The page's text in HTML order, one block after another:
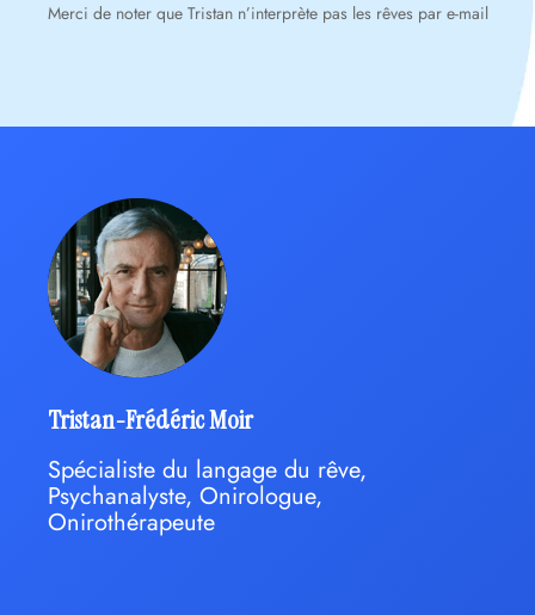
Merci de noter que Tristan n’interprète pas les rêves par e-mail
Tristan-Frédéric Moir
Spécialiste du langage du rêve,
Psychanalyste, Onirologue,
Onirothérapeute